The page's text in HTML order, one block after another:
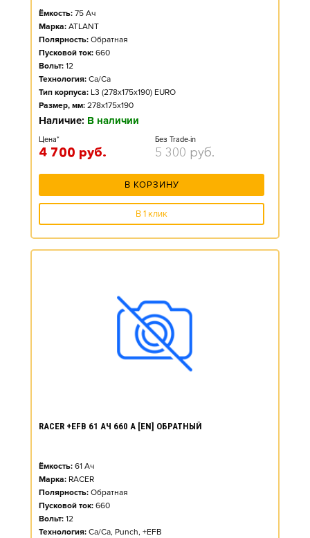
Ёмкость: 75 Ач
Марка: ATLANT
Полярность: Обратная
Пусковой ток: 660
Вольт: 12
Технология: Ca/Ca
Тип корпуса: L3 (278x175x190) EURO
Размер, мм: 278x175x190
Наличие: В наличии
Цена*
4 700 руб.
Без Trade-in
5 300 руб.
В КОРЗИНУ
В 1 клик
RACER +EFB 61 АЧ 660 А [EN] ОБРАТНЫЙ
Ёмкость: 61 Ач
Марка: RACER
Полярность: Обратная
Пусковой ток: 660
Вольт: 12
Технология: Ca/Ca, Punch, +EFB